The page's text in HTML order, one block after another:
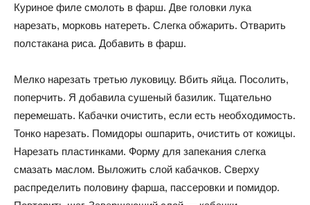
Куриное филе смолоть в фарш. Две головки лука
нарезать, морковь натереть. Слегка обжарить. Отварить
полстакана риса. Добавить в фарш.
Мелко нарезать третью луковицу. Вбить яйца. Посолить,
поперчить. Я добавила сушеный базилик. Тщательно
перемешать. Кабачки очистить, если есть необходимость.
Тонко нарезать. Помидоры ошпарить, очистить от кожицы.
Нарезать пластинками. Форму для запекания слегка
смазать маслом. Выложить слой кабачков. Сверху
распределить половину фарша, пассеровки и помидор.